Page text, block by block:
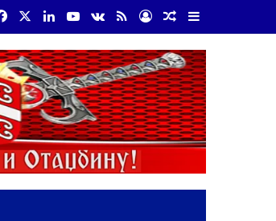
FacebookLinkedInYouTube
vk.com
RSS Log InRandom Article